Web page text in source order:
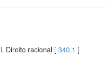
Direito racional [340.1 ]